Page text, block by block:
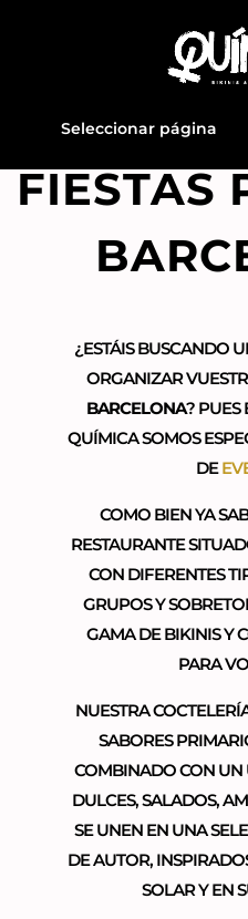
Seleccionar página
FIESTAS
¿ESTÁIS BUSCANDO
ORGANIZAR
BARCELONA? PUES
QUÍMICA SOMOS
DE
COMO BIEN YA
RESTAURANTE
CON DIFERENTES
GRUPOS Y
GAMA DE BIKINIS Y
PARA
NUESTRA
SABORES
COMBINADO CON UN
DULCES, SALADOS,
SE UNEN EN UNA
DE AUTOR,
SOLAR Y EN